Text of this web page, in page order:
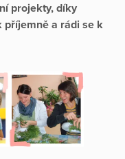
projekty, díky
příjemně a rádi se k